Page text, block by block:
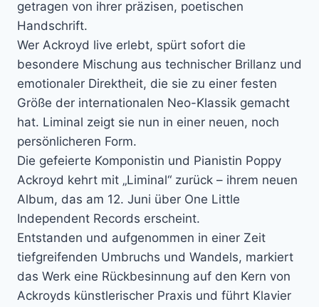
getragen von ihrer präzisen, poetischen
Handschrift.
Wer Ackroyd live erlebt, spürt sofort die
besondere Mischung aus technischer Brillanz und
emotionaler Direktheit, die sie zu einer festen
Größe der internationalen Neo-Klassik gemacht
hat. Liminal zeigt sie nun in einer neuen, noch
persönlicheren Form.
Die gefeierte Komponistin und Pianistin Poppy
Ackroyd kehrt mit „Liminal“ zurück – ihrem neuen
Album, das am 12. Juni über One Little
Independent Records erscheint.
Entstanden und aufgenommen in einer Zeit
tiefgreifenden Umbruchs und Wandels, markiert
das Werk eine Rückbesinnung auf den Kern von
Ackroyds künstlerischer Praxis und führt Klavier